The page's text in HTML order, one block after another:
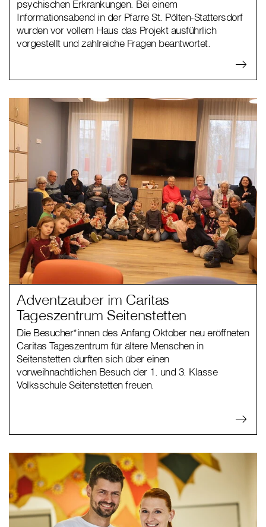
psychischen Erkrankungen. Bei einem
Informationsabend in der Pfarre St. Pölten-Stattersdorf
wurden vor vollem Haus das Projekt ausführlich
vorgestellt und zahlreiche Fragen beantwortet.
Adventzauber im Caritas
Tageszentrum Seitenstetten
Die Besucher*innen des Anfang Oktober neu eröffneten
Caritas Tageszentrum für ältere Menschen in
Seitenstetten durften sich über einen
vorweihnachtlichen Besuch der 1. und 3. Klasse
Volksschule Seitenstetten freuen.